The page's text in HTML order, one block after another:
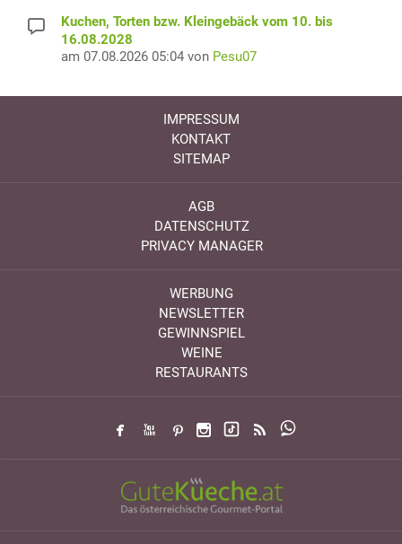
Kuchen, Torten bzw. Kleingebäck vom 10. bis
16.08.2028
am 07.08.2026 05:04 von Pesu07
IMPRESSUM
KONTAKT
SITEMAP
AGB
DATENSCHUTZ
PRIVACY MANAGER
WERBUNG
NEWSLETTER
GEWINNSPIEL
WEINE
RESTAURANTS